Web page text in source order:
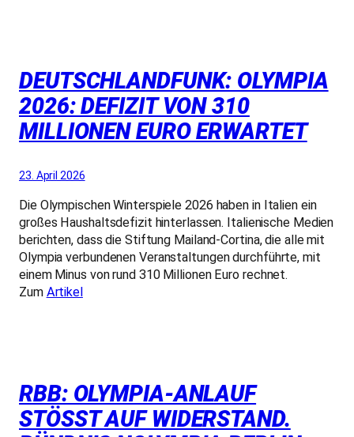
DEUTSCHLANDFUNK: OLYMPIA
2026: DEFIZIT VON 310
MILLIONEN EURO ERWARTET
23. April 2026
Die Olympischen Winterspiele 2026 haben in Italien ein
großes Haushaltsdefizit hinterlassen. Italienische Medien
berichten, dass die Stiftung Mailand-Cortina, die alle mit
Olympia verbundenen Veranstaltungen durchführte, mit
einem Minus von rund 310 Millionen Euro rechnet.
Zum Artikel
RBB: OLYMPIA-ANLAUF
STÖSST AUF WIDERSTAND. B